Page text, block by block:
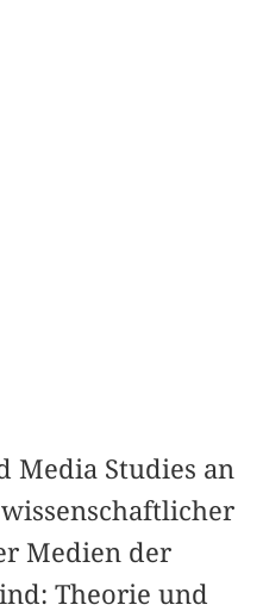
Media Studies an
Medien der
Theorie und